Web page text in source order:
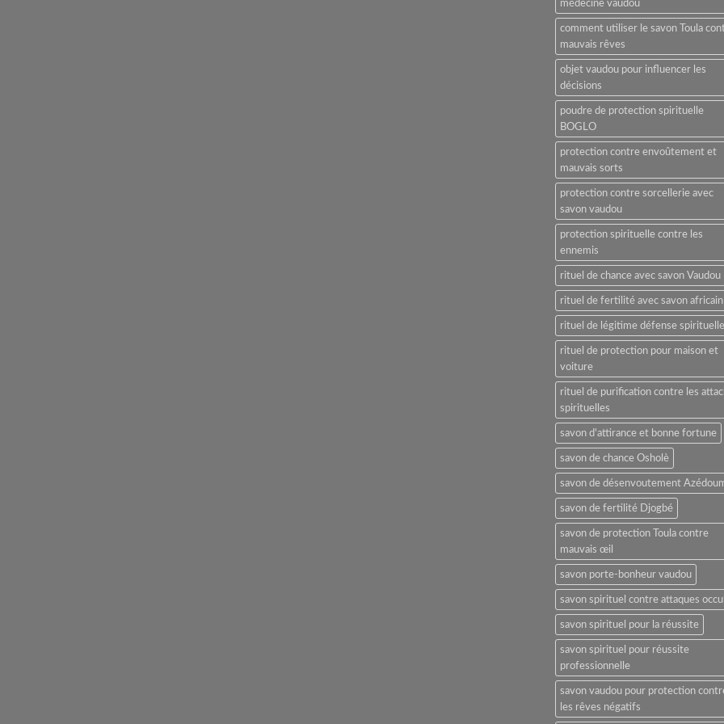
médecine vaudou
comment utiliser le savon Toula
mauvais rêves
objet vaudou pour influencer les
décisions
poudre de protection spirituelle
BOGLO
protection contre envoûtement et
mauvais sorts
protection contre sorcellerie avec
savon vaudou
protection spirituelle contre les
ennemis
rituel de chance avec savon Vaudou
rituel de fertilité avec savon africain
rituel de légitime défense spirituelle
rituel de protection pour maison et
voiture
rituel de purification contre les
spirituelles
savon d'attirance et bonne fortune
savon de chance Osholè
savon de désenvoutement
savon de fertilité Djogbé
savon de protection Toula contre
mauvais œil
savon porte-bonheur vaudou
savon spirituel contre attaques
savon spirituel pour la réussite
savon spirituel pour réussite
professionnelle
savon vaudou pour protection
les rêves négatifs